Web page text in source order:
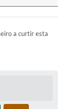
a curtir esta